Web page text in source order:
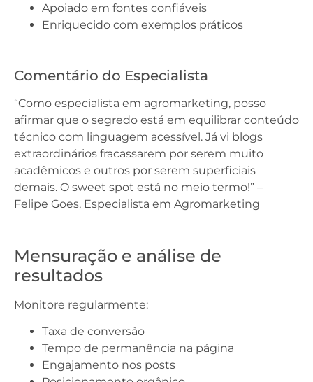
Apoiado em fontes confiáveis
Enriquecido com exemplos práticos
Comentário do Especialista
“Como especialista em agromarketing, posso
afirmar que o segredo está em equilibrar conteúdo
técnico com linguagem acessível. Já vi blogs
extraordinários fracassarem por serem muito
acadêmicos e outros por serem superficiais
demais. O sweet spot está no meio termo!” –
Felipe Goes, Especialista em Agromarketing
Mensuração e análise de
resultados
Monitore regularmente:
Taxa de conversão
Tempo de permanência na página
Engajamento nos posts